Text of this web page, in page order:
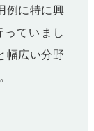
例に特に興
ていまし
幅広い分野